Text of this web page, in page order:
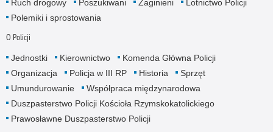
Ruch drogowy
Poszukiwani Zaginieni
Lotnictwo Policji
Polemiki i sprostowania
O Policji
Jednostki Kierownictwo
Komenda Główna Policji
Organizacja
Policja w III RP Historia
Sprzęt
Umundurowanie
Współpraca międzynarodowa
Duszpasterstwo Policji Kościoła Rzymskokatolickiego
Prawosławne Duszpasterstwo Policji